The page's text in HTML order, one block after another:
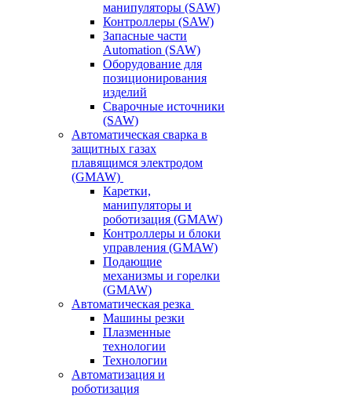
манипуляторы (SAW)
Контроллеры (SAW)
Запасные части
Automation (SAW)
Оборудование для
позиционирования
изделий
Сварочные источники
(SAW)
Автоматическая сварка в
защитных газах
плавящимся электродом
(GMAW)
Каретки,
манипуляторы и
роботизация (GMAW)
Контроллеры и блоки
управления (GMAW)
Подающие
механизмы и горелки
(GMAW)
Автоматическая резка
Машины резки
Плазменные
технологии
Технологии
Автоматизация и
роботизация